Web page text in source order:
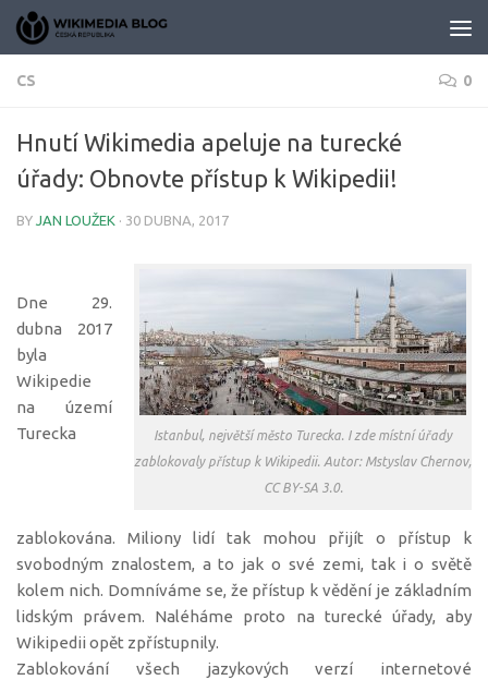
Skip to content
CS 0
Hnutí Wikimedia apeluje na turecké
úřady: Obnovte přístup k Wikipedii!
BY JAN LOUŽEK · 30 DUBNA, 2017
Istanbul, největší město Turecka. I zde místní úřady
zablokovaly přístup k Wikipedii. Autor: Mstyslav Chernov,
CC BY-SA 3.0.
Dne 29.
dubna 2017
byla
Wikipedie
na území
Turecka
zablokována. Miliony lidí tak mohou přijít o přístup k
svobodným znalostem, a to jak o své zemi, tak i o světě
kolem nich. Domníváme se, že přístup k vědění je základním
lidským právem. Naléháme proto na turecké úřady, aby
Wikipedii opět zpřístupnily.
Zablokování všech jazykových verzí internetové